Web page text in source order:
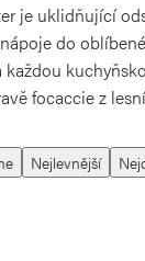
je uklidňující
do
každou
focaccie z
Nejlevnější